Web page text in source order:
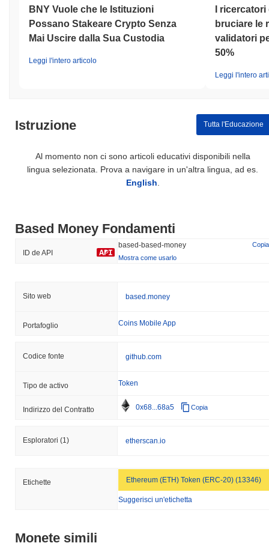
BNY Vuole che le Istituzioni
Possano Stakeare Crypto Senza
Mai Uscire dalla Sua Custodia
Leggi l'intero articolo
I
bruciare le
validatori
50%
Leggi l'intero
Istruzione Tutta l'Educazione
Al momento non ci sono articoli educativi disponibili nella
lingua selezionata. Prova a navigare in un'altra lingua, ad es.
English
Based Money Fondamenti
ID de API
based-based-money
Copia
Mostra come usarlo
Sito web based.money
Portafoglio Coins Mobile App
Codice fonte github.com
Tipo de activo Token
Indirizzo del Contratto 0x68...68a5 Copia
Esploratori (1) etherscan.io
Etichette Ethereum (ETH) Token (ERC-20) (13346)
Suggerisci un'etichetta
Monete simili